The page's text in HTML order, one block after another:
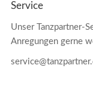
Service
Unser Tanzpartner-
Anregungen gerne